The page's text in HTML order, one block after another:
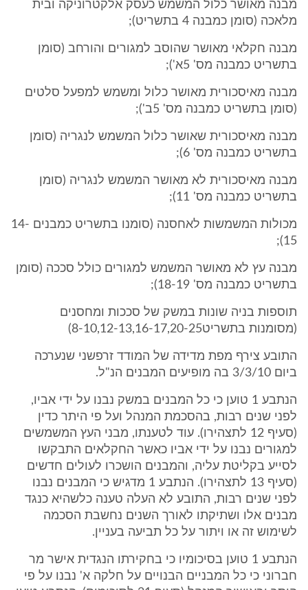
מבנה מאושר כלול המשמש כעסק אלקטרוניקה ובית
מלאכה (סומן כמבנה 4 בתשריט);
מבנה חקלאי מאושר שהוסב למגורים והורחב (סומן
בתשריט כמבנה מס' 5א');
מבנה מאיסכורית מאושר כלול ומשמש למפעל סלטים
(סומן בתשריט כמבנה מס' 5ב');
מבנה מאיסכורית שאושר כלול המשמש לנגריה (סומן
בתשריט כמבנה מס' 6);
מבנה מאיסכורית לא מאושר המשמש לנגריה (סומן
בתשריט כמבנה מס' 11);
מכולות המשמשות לאחסנה (סומנו בתשריט כמבנים 14-
15);
מבנה עץ לא מאושר המשמש למגורים כולל סככה (סומן
בתשריט כמבנה מס' 18-19);
תוספות בניה שונות במשק של סככות ומחסנים
(מסומנות בתשריט8-10,12-13,16-17,20-25)
התובע צירף מפת מדידה של המודד זרפשני שנערכה
ביום 3/3/10 בה מופיעים המבנים הנ"ל.
הנתבע 1 טוען כי כל המבנים במשק נבנו על ידי אביו,
לפני שנים רבות, בהסכמת המנהל ועל פי היתר כדין
(סעיף 12 לתצהירו). עוד לטענתו, מבני העץ המשמשים
למגורים נבנו על ידי אביו כאשר החקלאים התבקשו
לסייע בקליטת עליה, והמבנים הושכרו לעולים חדשים
(סעיף 13 לתצהירו). הנתבע 1 מדגיש כי המבנים נבנו
לפני שנים רבות, התובע לא העלה טענה כלשהיא כנגד
מבנים אלו ושתיקתו לאורך השנים נחשבת הסכמה
לשימוש זה או ויתור על כל תביעה בעניין.
הנתבע 1 טוען בסיכומיו כי בחקירתו הנגדית אישר מר
חברוני כי כל המבניים הבנויים על חלקה א' נבנו על פי